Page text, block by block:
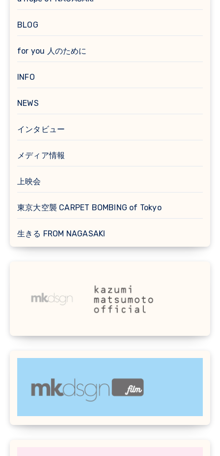
BLOG
for you 人のために
INFO
NEWS
インタビュー
メディア情報
上映会
東京大空襲 CARPET BOMBING of Tokyo
生きる FROM NAGASAKI